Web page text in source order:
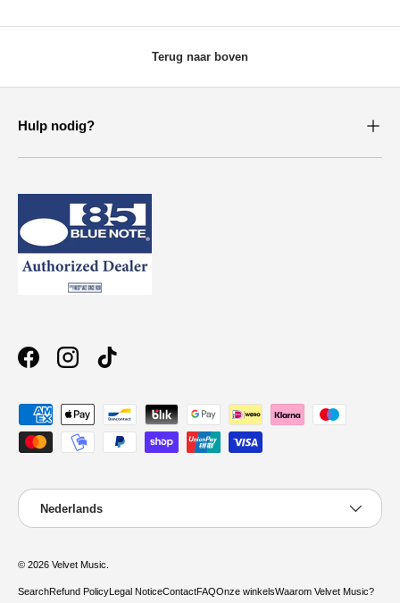
Terug naar boven
Hulp nodig?
FacebookInstagramTikTok
Geaccepteerde betaalmethoden
Taal
Nederlands
© 2026 Velvet Music
SearchRefund PolicyLegal NoticeContactFAQOnze winkelsWaarom Velvet Music?